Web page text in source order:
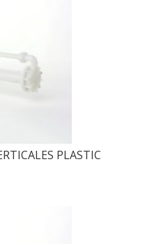
PLASTIC